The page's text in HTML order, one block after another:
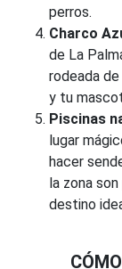
perros.
Charco
de La
rodeada
y tu
Piscinas
lugar
hacer
la zona
destino